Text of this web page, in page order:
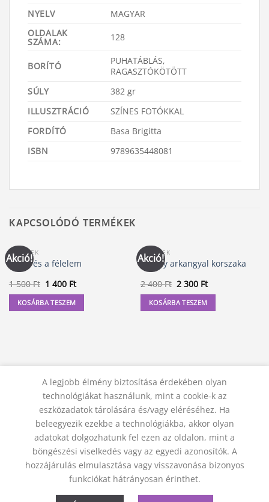
NYELV
MAGYAR
OLDALAK
SZÁMA: 128
BORÍTÓ
PUHATÁBLÁS,
RAGASZTÓKÖTÖTT
SÚLY
382 gr
ILLUSZTRÁCIÓ
SZÍNES FOTÓKKAL
FORDÍTÓ
Basa Brigitta
ISBN
9789635448081
KAPCSOLÓDÓ TERMÉKEK
Akció!
KÖNYVEK
Amer és a félelem
1 500Ft Original
was:
1
500 Ft.
1 400 FtCurrent
is:
1
400 Ft.
KOSÁRBA TESZEM
Akció!
KÖNYVEK
Mihály arkangyal korszaka
2 400Ft Original
was:
2
400 Ft.
2 300 FtCurrent
is:
2
300 Ft.
KOSÁRBA TESZEM
KAPCSOLAT ADATVÉDELMI NYILATKOZAT
ÁSZF
JOGI NYILATKOZAT
SZÁLLÍTÁSI FELTÉTELEK
ELÁLLÁS A SZERZŐDÉSTŐL
© 2012 - 2026 Trigon 9000 Kft.
A legjobb élmény biztosítása érdekében olyan
technológiákat használunk, mint a cookie-k az
eszközadatok tárolására és/vagy eléréséhez. Ha
beleegyezik ezekbe a technológiákba, akkor olyan
adatokat dolgozhatunk fel ezen az oldalon, mint a
böngészési viselkedés vagy az egyedi azonosítók. A
hozzájárulás elmulasztása vagy visszavonása bizonyos
funkciókat hátrányosan érinthet.